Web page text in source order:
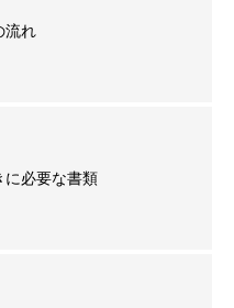
流れ
に必要な書類